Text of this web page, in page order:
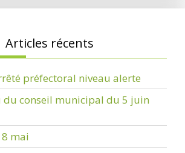
Articles récents
préfectoral niveau alerte
du conseil municipal du 5 juin
mai